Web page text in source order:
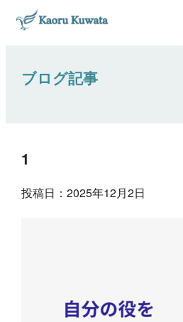
ブログ記事
1
投稿日：2025年12月2日